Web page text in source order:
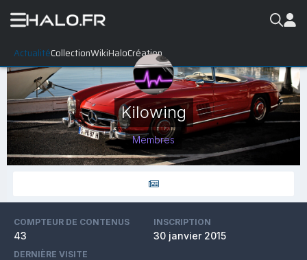
ActualitéCollectionWikiHaloCréation
Kilowing
Membres
COMPTEUR DE CONTENUS
43
INSCRIPTION
30 janvier 2015
DERNIÈRE VISITE